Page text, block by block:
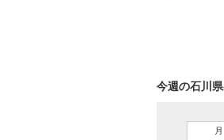
今週の石川
月